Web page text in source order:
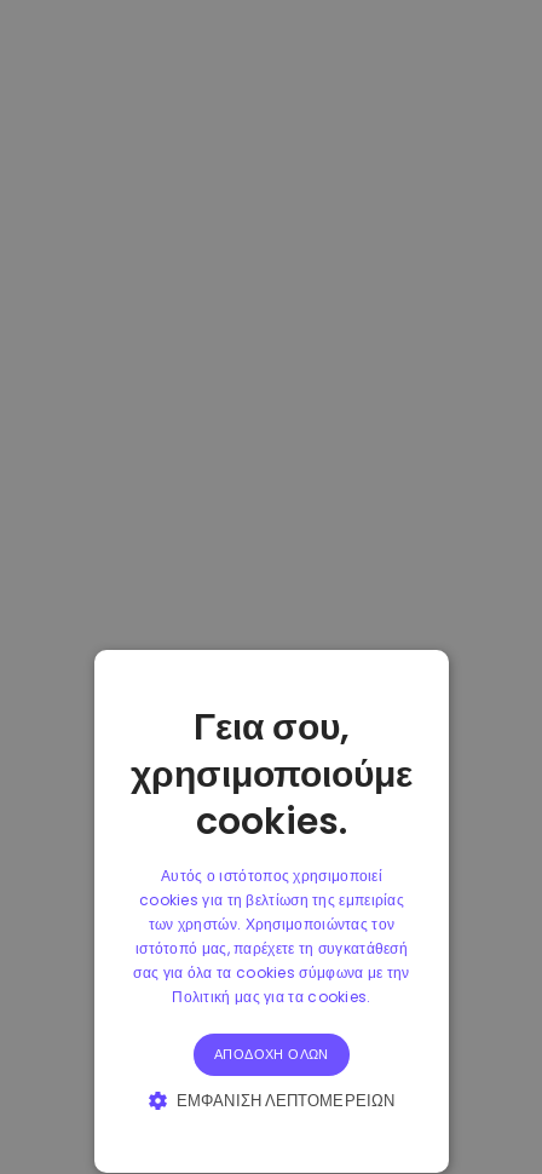
Γεια σου,
χρησιμοποιούμε
cookies.
Αυτός ο ιστότοπος χρησιμοποιεί
cookies για τη βελτίωση της εμπειρίας
των χρηστών. Χρησιμοποιώντας τον
ιστότοπό μας, παρέχετε τη συγκατάθεσή
σας για όλα τα cookies σύμφωνα με την
Πολιτική μας για τα cookies.
ΑΠΟΔΟΧΉ ΌΛΩΝ
ΕΜΦΆΝΙΣΗ ΛΕΠΤΟΜΕΡΕΙΏΝ